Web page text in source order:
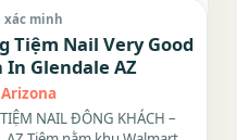
xác minh
Tiệm Nail Very Good
In Glendale AZ
NAIL ĐÔNG KHÁCH –